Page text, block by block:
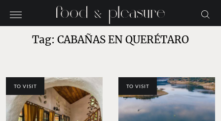
Tag: CABAÑAS EN QUERÉTARO
TO VISIT TO VISIT